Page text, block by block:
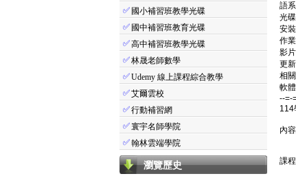
✅ 國小補習班教學光碟
✅ 國中補習班教育光碟
✅高中補習班教學光碟
✅林晟老師數學
✅Udemy 線上課程綜合教學
✅艾爾雲校
✅行動補習網
✅寰宇名師學院
✅翰林雲端學院
瀏覽歷史
語
光
安
作
影
更
相
軟
--=-
114
內
課